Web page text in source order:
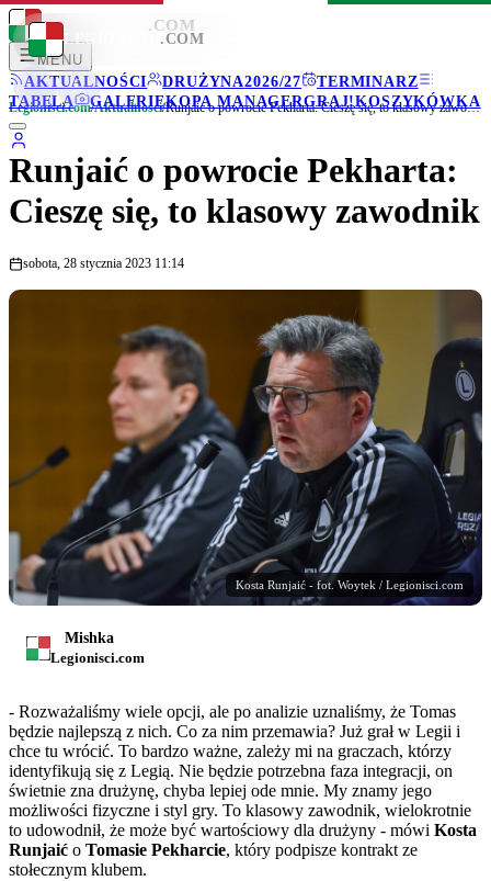
LEGIONISCI .COM
MENU
AKTUALNOŚCI
DRUŻYNA2026/27
TERMINARZ
TABELA
GALERIEKOPA MANAGERGRAJ!KOSZYKÓWKA
LEGIONISCI .COM
Legionisci.com/Aktualności/ Runjaić o powrocie Pekharta: Cieszę się, to klasowy zawodnik
Runjaić o powrocie Pekharta:
Cieszę się, to klasowy zawodnik
sobota, 28 stycznia 2023 11:14
Kosta Runjaić - fot. Woytek / Legionisci.com
Mishka
Legionisci.com
- Rozważaliśmy wiele opcji, ale po analizie uznaliśmy, że Tomas
będzie najlepszą z nich. Co za nim przemawia? Już grał w Legii i
chce tu wrócić. To bardzo ważne, zależy mi na graczach, którzy
identyfikują się z Legią. Nie będzie potrzebna faza integracji, on
świetnie zna drużynę, chyba lepiej ode mnie. My znamy jego
możliwości fizyczne i styl gry. To klasowy zawodnik, wielokrotnie
to udowodnił, że może być wartościowy dla drużyny - mówi Kosta
Runjaić o Tomasie Pekharcie, który podpisze kontrakt ze
stołecznym klubem.